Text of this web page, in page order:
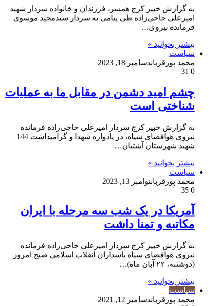
به گزارش خبیر کرج همسر، فرزندان و خانواده سردار شهید
امیرعلی حاجی‌زاده طی پیامی به سردار سیدمجید موسوی
فرمانده نیروی…
بیشتر بخوانید »
سیاست
محمد پورقرباندسامبر 18, 2023
0
چشم امید دشمن در مقابل ما به عملیات
شناختی است
به گزارش خبیر کرج سردار امیرعلی حاجی‌زاده فرمانده
نیروی هوافضای سپاه، در یادواره شهدا و گرامیداشت 144
شهید شهرستان آشتیان…
بیشتر بخوانید »
سیاست
محمد پورقرباننوامبر 13, 2023
0
آمریکا در یک شب سه مرحله با ایران
مکاتبه و تمنا داشت
به گزارش خبیر کرج سردار امیرعلی حاجی‌زاده فرمانده
نیروی هوافضای سپاه پاسداران انقلاب اسلامی صبح امروز
(دوشنبه، ۲۲ آبان ماه)…
بیشتر بخوانید »
سیاست
محمد پورقرباندسامبر 12, 2021